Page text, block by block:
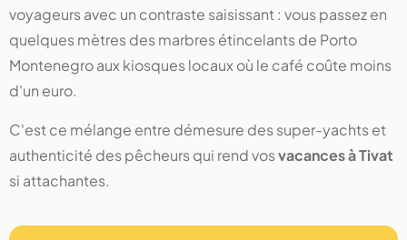
voyageurs avec un contraste saisissant : vous passez en
quelques mètres des marbres étincelants de Porto
Montenegro aux kiosques locaux où le café coûte moins
d'un euro.
C'est ce mélange entre démesure des super-yachts et
authenticité des pêcheurs qui rend vosvacances à Tivat
si attachantes.